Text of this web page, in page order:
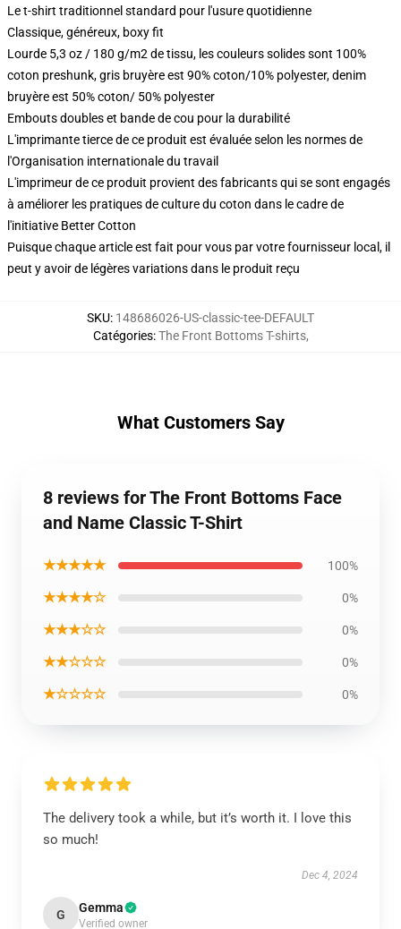
Le t-shirt traditionnel standard pour l'usure quotidienne
Classique, généreux, boxy fit
Lourde 5,3 oz / 180 g/m2 de tissu, les couleurs solides sont 100%
coton preshunk, gris bruyère est 90% coton/10% polyester, denim
bruyère est 50% coton/ 50% polyester
Embouts doubles et bande de cou pour la durabilité
L'imprimante tierce de ce produit est évaluée selon les normes de
l'Organisation internationale du travail
L'imprimeur de ce produit provient des fabricants qui se sont engagés
à améliorer les pratiques de culture du coton dans le cadre de
l'initiative Better Cotton
Puisque chaque article est fait pour vous par votre fournisseur local, il
peut y avoir de légères variations dans le produit reçu
SKU: 148686026-US-classic-tee-DEFAULT
Catégories:The Front Bottoms T-shirts,
What Customers Say
8 reviews for The Front Bottoms Face
and Name Classic T-Shirt
★★★★★ 100%
★★★★☆ 0%
★★★☆☆ 0%
★★☆☆☆ 0%
★☆☆☆☆ 0%
The delivery took a while, but it’s worth it. I love this
so much!
Dec 4, 2024
G Gemma
Verified owner